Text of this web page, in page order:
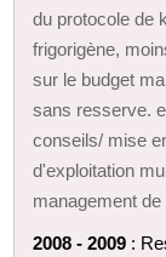
du protocole de
frigorigène,
sur le budget
sans resserve.
conseils/ mise
d'exploitation
management
2008 - 2009 :